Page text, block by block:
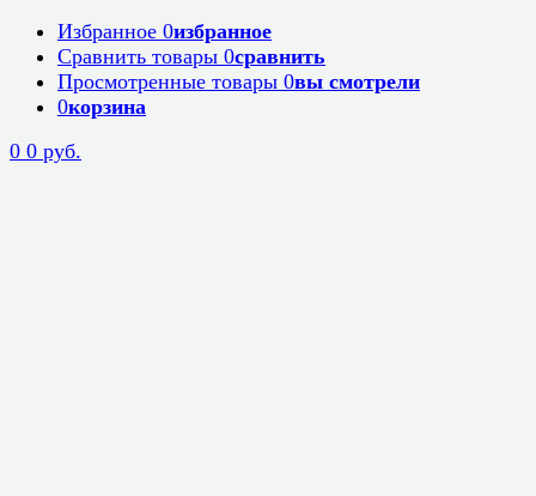
Избранное 0избранное
Сравнить товары 0сравнить
Просмотренные товары 0вы смотрели
0корзина
0 0 руб.